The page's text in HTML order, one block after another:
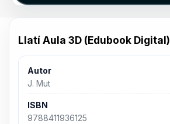
Llatí Aula 3D (Edubook Digital)
Autor
J. Mut
ISBN
9788411936125